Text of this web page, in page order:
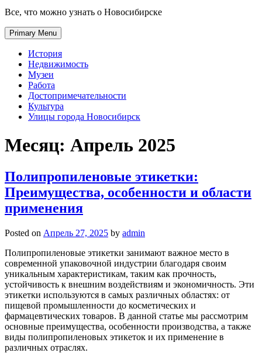
Все, что можно узнать о Новосибирске
Primary Menu
История
Недвижимость
Музеи
Работа
Достопримечательности
Культура
Улицы города Новосибирск
Месяц: Апрель 2025
Полипропиленовые этикетки:
Преимущества, особенности и области
применения
Posted on Апрель 27, 2025 by admin
Полипропиленовые этикетки занимают важное место в
современной упаковочной индустрии благодаря своим
уникальным характеристикам, таким как прочность,
устойчивость к внешним воздействиям и экономичность. Эти
этикетки используются в самых различных областях: от
пищевой промышленности до косметических и
фармацевтических товаров. В данной статье мы рассмотрим
основные преимущества, особенности производства, а также
виды полипропиленовых этикеток и их применение в
различных отраслях.